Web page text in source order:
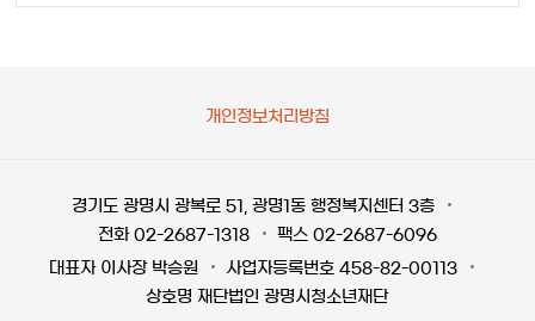
개인정보처리방침
경기도 광명시 광복로 51, 광명1동 행정복지센터 3층
전화 02-2687-1318
팩스 02-2687-6096
대표자 이사장 박승원
사업자등록번호 458-82-00113
상호명 재단법인 광명시청소년재단